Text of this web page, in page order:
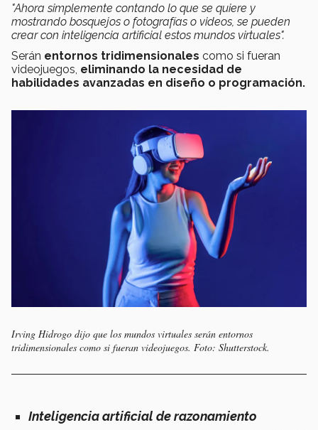
"Ahora simplemente contando lo que se quiere y
mostrando bosquejos o fotografías o videos, se pueden
crear con inteligencia artificial estos mundos virtuales".
Serán entornos tridimensionales como si fueran
videojuegos, eliminando la necesidad de
habilidades avanzadas en diseño o programación​.
Irving Hidrogo dijo que los mundos virtuales serán entornos
tridimensionales como si fueran videojuegos. Foto: Shutterstock.
Inteligencia artificial de razonamiento